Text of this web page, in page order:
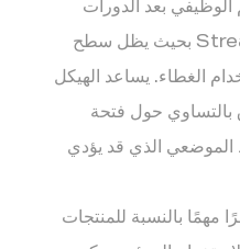
الوظيفي بعد الدورات
المتكررة. تم تصميم Streamcap بحيث يظل سطح
الغطاء. يساعد الهيكل
بالتساوي حول فتحة
الموضعي الذي قد يؤدي
مهمًا بالنسبة للمنتجات